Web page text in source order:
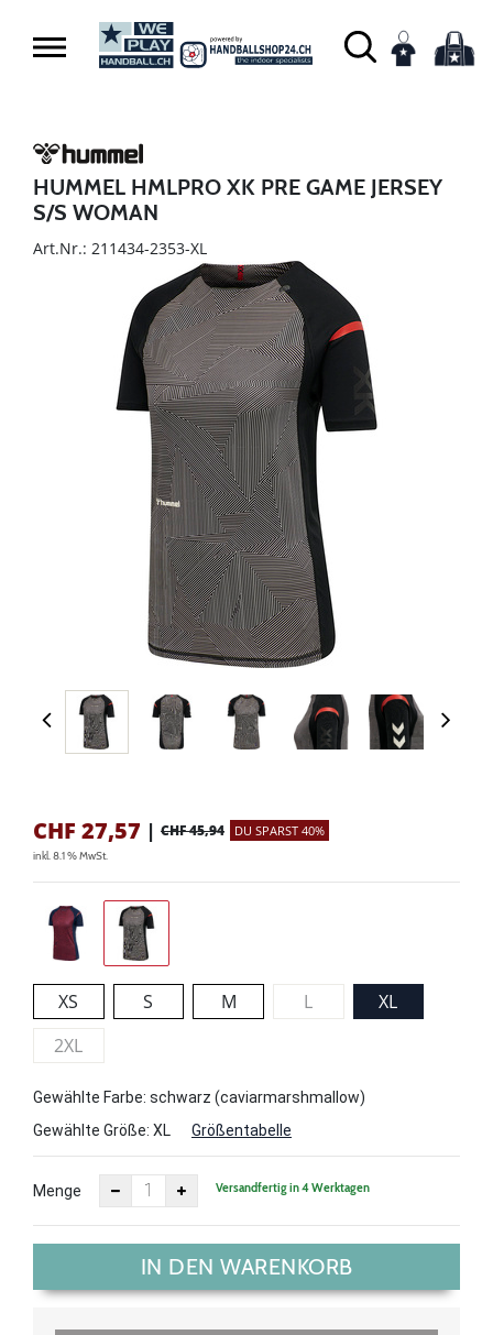
HUMMEL HMLPRO XK PRE GAME JERSEY
S/S WOMAN
Art.Nr.: 211434-2353-XL
CHF 27,57 | CHF 45,94 DU SPARST 40%
inkl. 8.1 % MwSt.
XS S M L
XL
2XL
Gewählte Farbe: schwarz (caviarmarshmallow)
Gewählte Größe: XL Größentabelle
Menge Versandfertig in 4 Werktagen
IN DEN WARENKORB